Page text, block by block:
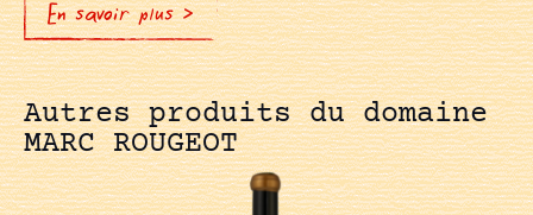
En savoir plus >
Autres produits du domaine
MARC ROUGEOT